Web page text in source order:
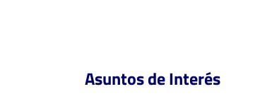
Asuntos de Interés